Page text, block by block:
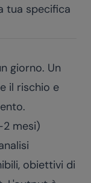
tua specifica
giorno. Un
il rischio e
2 mesi)
obiettivi di